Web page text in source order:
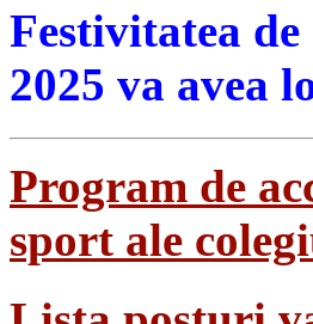
Festivitatea
2025 va avea
Program de
sport ale